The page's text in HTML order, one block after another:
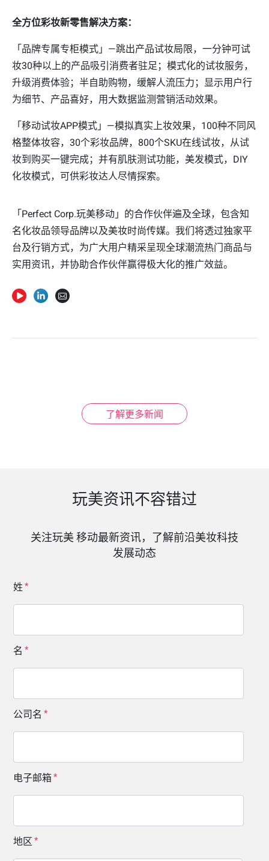
全方位彩妆新零售解决方案：
「品牌专属专柜模式」—跳出产品试妆局限，一分钟可试
妆30种以上的产品吸引消费者驻足；模式化的试妆服务，
升级消费体验；半自助购物，缓解人流压力；显示用户行
为细节、产品喜好，用大数据监测营销活动效果。
「移动试妆APP模式」—模拟真实上妆效果，100种不同风
格整体妆容，30个彩妆品牌，800个SKU在线试妆，从试
妆到购买一键完成；并有肌肤测试功能，美发模式，DIY
化妆模式，可供彩妆达人尽情探索。
「Perfect Corp.玩美移动」的合作伙伴遍及全球，包含知
名化妆品领导品牌以及美妆时尚传媒。我们将透过独家平
台及行销方式，为广大用户精采呈现全球潮流热门商品与
实用资讯，并协助合作伙伴赢得极大化的推广效益。
了解更多新闻
玩美资讯不容错过
关注玩美 移动最新资讯，了解前沿美妆科技
发展动态
姓
名
公司名
电子邮箱
地区